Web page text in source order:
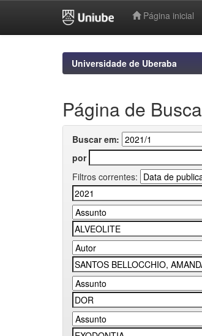
Página inicial
Universidade de Uberaba
Página de Busca
Buscar em:
por
Filtros correntes: